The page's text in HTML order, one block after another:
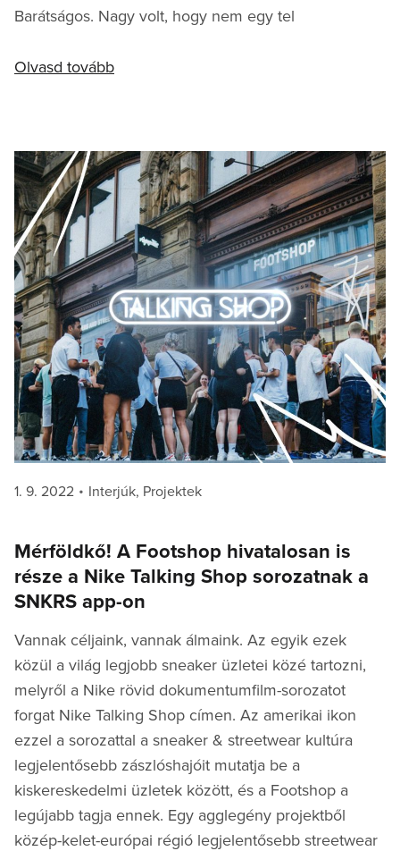
Barátságos. Nagy volt, hogy nem egy tel
Olvasd tovább
Posted
1. 9. 2022 Categories
Interjúk, Projektek
Mérföldkő! A Footshop hivatalosan is
része a Nike Talking Shop sorozatnak a
SNKRS app-on
Vannak céljaink, vannak álmaink. Az egyik ezek
közül a világ legjobb sneaker üzletei közé tartozni,
melyről a Nike rövid dokumentumfilm-sorozatot
forgat Nike Talking Shop címen. Az amerikai ikon
ezzel a sorozattal a sneaker & streetwear kultúra
legjelentősebb zászlóshajóit mutatja be a
kiskereskedelmi üzletek között, és a Footshop a
legújabb tagja ennek. Egy agglegény projektből
közép-kelet-európai régió legjelentősebb streetwear